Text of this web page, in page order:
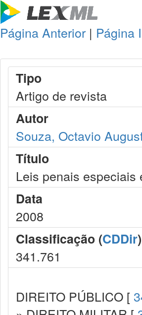
Página Anterior | Página
Tipo
Artigo de revista
Autor
Souza, Octavio
Título
Leis penais
Data
2008
Classificação (CDDir)
341.761
DIREITO PÚBLICO [